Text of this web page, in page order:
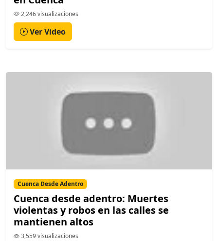
2,246 visualizaciones
Ver Video
Cuenca Desde Adentro
Cuenca desde adentro: Muertes
violentas y robos en las calles se
mantienen altos
3,559 visualizaciones